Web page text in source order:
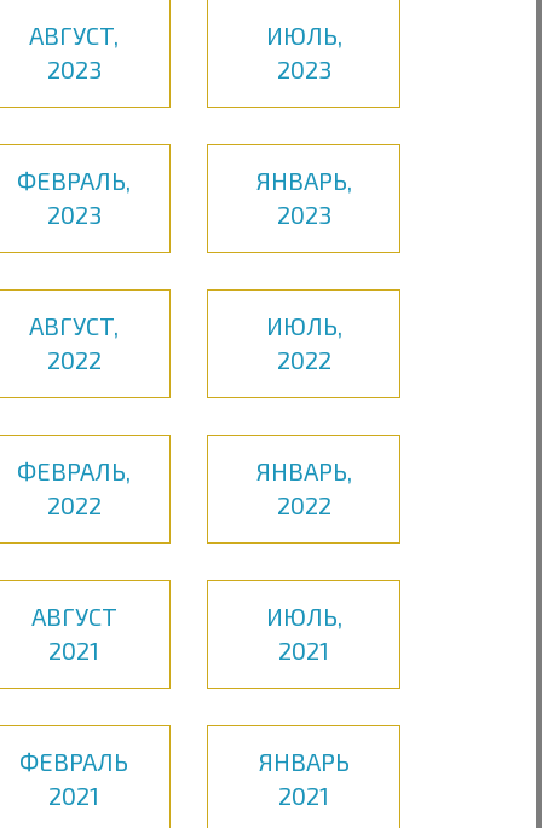
АВГУСТ,
2023
ИЮЛЬ,
2023
ФЕВРАЛЬ,
2023
ЯНВАРЬ,
2023
АВГУСТ,
2022
ИЮЛЬ,
2022
ФЕВРАЛЬ,
2022
ЯНВАРЬ,
2022
АВГУСТ
2021
ИЮЛЬ,
2021
ФЕВРАЛЬ
2021
ЯНВАРЬ
2021